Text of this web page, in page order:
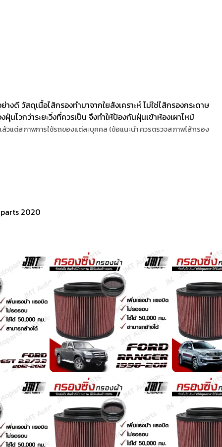
วัสดุเนื้อไส้กรองทำมาจากใยสังเคราะห์ ไม่ใช่ไส้กรองกระดาษ
ไวกว่าระยะวิ่งที่ควรเป็น จึงทำให้ป้องกันฝุ่นเข้าห้องเผาไหม้
ล้วแต่สภาพการใช้รถของแต่ละบุคคล (ข้อแนะนำ ควรตรวจสภาพไส้กรอง
2020